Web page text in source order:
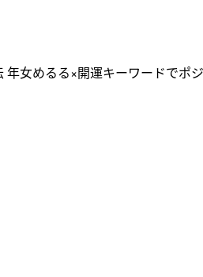
女めるる×開運キーワードでポ